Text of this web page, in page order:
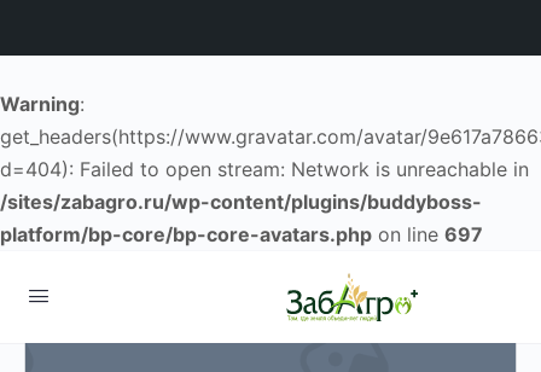
Warning:
get_headers(https://www.gravatar.com/avatar/
d=404): Failed to open stream: Network is unreachable in
/sites/zabagro.ru/wp-content/plugins/buddyboss-
platform/bp-core/bp-core-avatars.php on line 697